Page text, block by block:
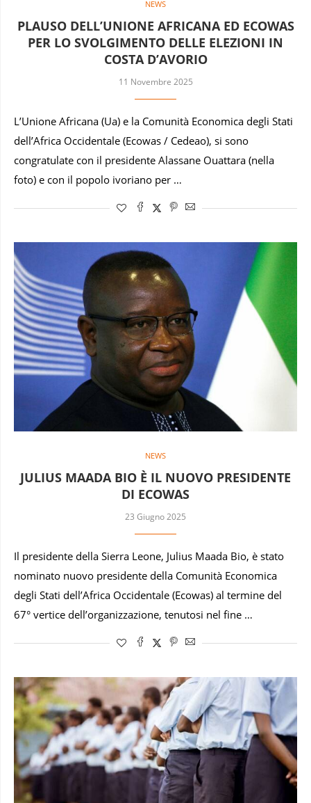
NEWS
PLAUSO DELL’UNIONE AFRICANA ED ECOWAS
PER LO SVOLGIMENTO DELLE ELEZIONI IN
COSTA D’AVORIO
11 Novembre 2025
L’Unione Africana (Ua) e la Comunità Economica degli Stati
dell’Africa Occidentale (Ecowas / Cedeao), si sono
congratulate con il presidente Alassane Ouattara (nella
foto) e con il popolo ivoriano per …
NEWS
JULIUS MAADA BIO È IL NUOVO PRESIDENTE
DI ECOWAS
23 Giugno 2025
Il presidente della Sierra Leone, Julius Maada Bio, è stato
nominato nuovo presidente della Comunità Economica
degli Stati dell’Africa Occidentale (Ecowas) al termine del
67° vertice dell’organizzazione, tenutosi nel fine …